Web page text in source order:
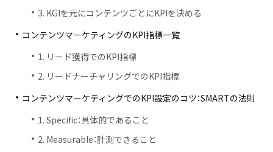
3. KGIを元にコンテンツごとにKPIを決める
コンテンツマーケティングのKPI指標一覧
1. リード獲得でのKPI指標
2. リードナーチャリングでのKPI指標
コンテンツマーケティングでのKPI設定のコツ：SMARTの法則
1. Specific：具体的であること
2. Measurable：計測できること